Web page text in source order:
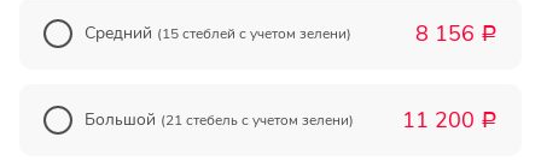
Средний (15 стеблей с учетом зелени) 8 156 Р
Большой (21 стебель с учетом зелени) 11 200 Р